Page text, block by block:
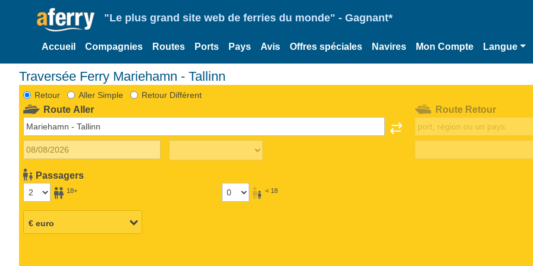
"Le plus grand site web de ferries du monde" - Gagnant*
Accueil Compagnies Routes Ports Pays Avis Offres spéciales Navires Mon Compte Langue
Traversée Ferry Mariehamn - Tallinn
Retour Aller Simple Retour Différent
Route Aller
Passagers
18+ < 18
Route Retour